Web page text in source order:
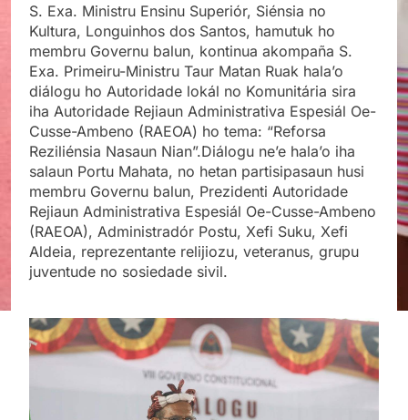
S. Exa. Ministru Ensinu Superiór, Siénsia no
Kultura, Longuinhos dos Santos, hamutuk ho
membru Governu balun, kontinua akompaña S.
Exa. Primeiru-Ministru Taur Matan Ruak hala’o
diálogu ho Autoridade lokál no Komunitária sira
iha Autoridade Rejiaun Administrativa Espesiál Oe-
Cusse-Ambeno (RAEOA) ho tema: “Reforsa
Reziliénsia Nasaun Nian”.Diálogu ne’e hala’o iha
salaun Portu Mahata, no hetan partisipasaun husi
membru Governu balun, Prezidenti Autoridade
Rejiaun Administrativa Espesiál Oe-Cusse-Ambeno
(RAEOA), Administradór Postu, Xefi Suku, Xefi
Aldeia, reprezentante relijiozu, veteranus, grupu
juventude no sosiedade sivil.